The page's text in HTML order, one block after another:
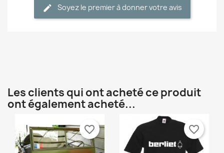
Annuler Créer une liste d'envies
edit Soyez le premier à donner votre avis
Les clients qui ont acheté ce produit
ont également acheté...
favorite_border favorite_border